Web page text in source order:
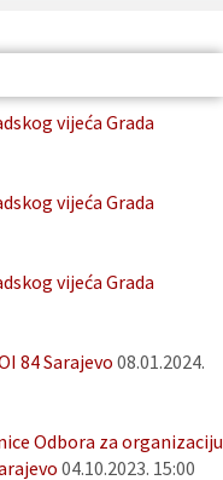
vijeća Grada
vijeća Grada
vijeća Grada
84 Sarajevo 08.01.2024.
Odbora za organizaciju
04.10.2023. 15:00